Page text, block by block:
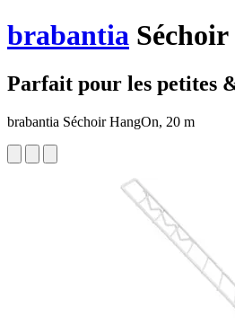
brabantia
Parfait pour les petites
brabantia Séchoir HangOn, 20 m